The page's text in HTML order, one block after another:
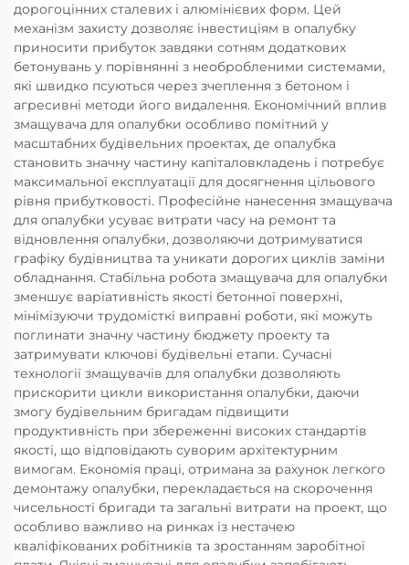
дорогоцінних сталевих і алюмінієвих форм. Цей
механізм захисту дозволяє інвестиціям в опалубку
приносити прибуток завдяки сотням додаткових
бетонувань у порівнянні з необробленими системами,
які швидко псуються через зчеплення з бетоном і
агресивні методи його видалення. Економічний вплив
змащувача для опалубки особливо помітний у
масштабних будівельних проектах, де опалубка
становить значну частину капіталовкладень і потребує
максимальної експлуатації для досягнення цільового
рівня прибутковості. Професійне нанесення змащувача
для опалубки усуває витрати часу на ремонт та
відновлення опалубки, дозволяючи дотримуватися
графіку будівництва та уникати дорогих циклів заміни
обладнання. Стабільна робота змащувача для опалубки
зменшує варіативність якості бетонної поверхні,
мінімізуючи трудомісткі виправні роботи, які можуть
поглинати значну частину бюджету проекту та
затримувати ключові будівельні етапи. Сучасні
технології змащувачів для опалубки дозволяють
прискорити цикли використання опалубки, даючи
змогу будівельним бригадам підвищити
продуктивність при збереженні високих стандартів
якості, що відповідають суворим архітектурним
вимогам. Економія праці, отримана за рахунок легкого
демонтажу опалубки, перекладається на скорочення
чисельності бригади та загальні витрати на проект, що
особливо важливо на ринках із нестачею
кваліфікованих робітників та зростанням заробітної